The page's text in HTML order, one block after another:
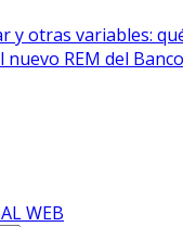
y otras variables:
nuevo REM del